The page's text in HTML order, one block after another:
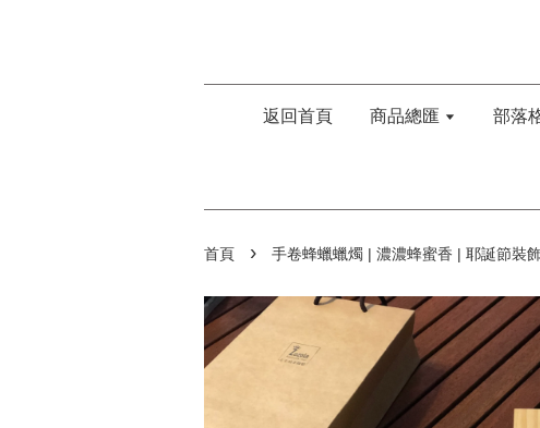
返回首頁 商品總匯 部落
首頁 › 手卷蜂蠟蠟燭 | 濃濃蜂蜜香 | 耶誕節裝